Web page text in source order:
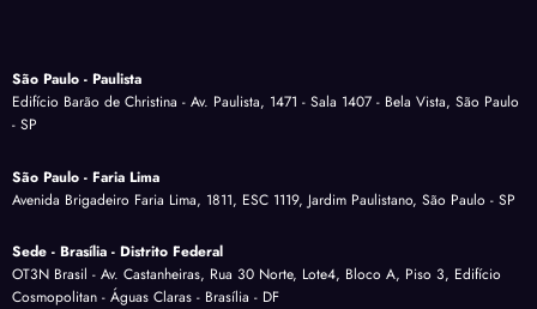
São Paulo - Paulista
Edifício Barão de Christina - Av. Paulista, 1471 - Sala 1407 - Bela Vista, São Paulo
- SP
São Paulo - Faria Lima
Avenida Brigadeiro Faria Lima, 1811, ESC 1119, Jardim Paulistano, São Paulo - SP
Sede - Brasília - Distrito Federal
OT3N Brasil - Av. Castanheiras, Rua 30 Norte, Lote4, Bloco A, Piso 3, Edifício
Cosmopolitan - Águas Claras - Brasília - DF